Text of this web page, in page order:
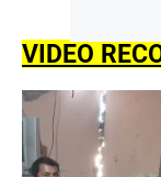
VIDEO